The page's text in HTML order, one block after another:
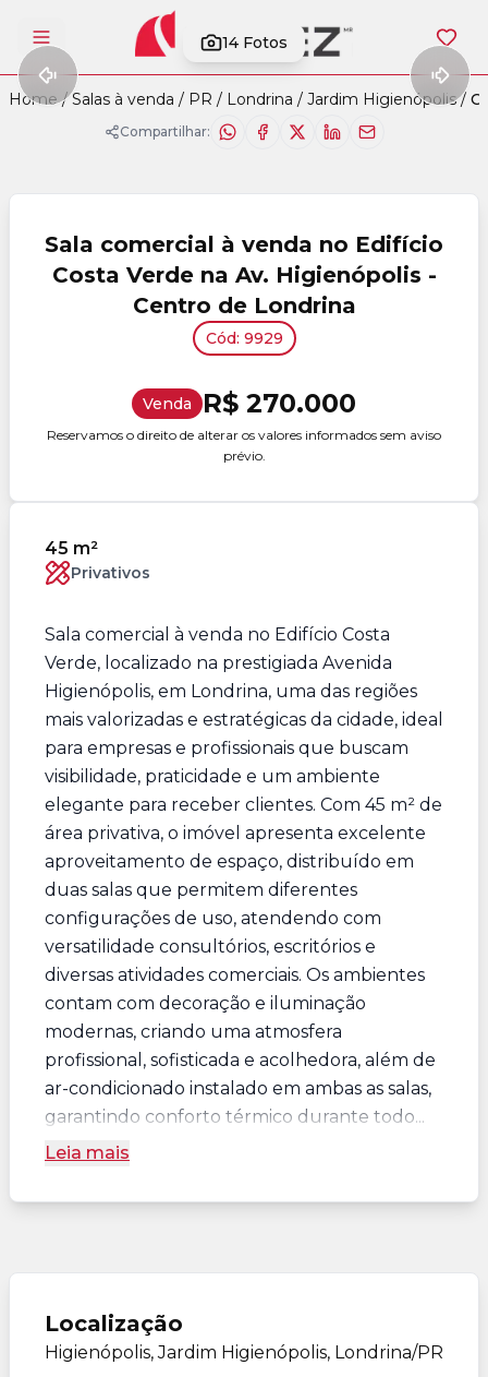
Abrir menu 14 Fotos
Home / Salas à venda / PR / Londrina / Jardim Higienópolis /
Compartilhar:
Sala comercial à venda no Edifício
Costa Verde na Av. Higienópolis -
Centro de Londrina
Cód: 9929
Venda R$ 270.000
Reservamos o direito de alterar os valores informados sem aviso
prévio.
45 m²
Privativos
Sala comercial à venda no Edifício Costa
Verde, localizado na prestigiada Avenida
Higienópolis, em Londrina, uma das regiões
mais valorizadas e estratégicas da cidade, ideal
para empresas e profissionais que buscam
visibilidade, praticidade e um ambiente
elegante para receber clientes. Com 45 m² de
área privativa, o imóvel apresenta excelente
aproveitamento de espaço, distribuído em
duas salas que permitem diferentes
configurações de uso, atendendo com
versatilidade consultórios, escritórios e
diversas atividades comerciais. Os ambientes
contam com decoração e iluminação
modernas, criando uma atmosfera
profissional, sofisticada e acolhedora, além de
ar-condicionado instalado em ambas as salas,
garantindo conforto térmico durante todo...
Leia mais
Localização
Higienópolis, Jardim Higienópolis, Londrina/PR